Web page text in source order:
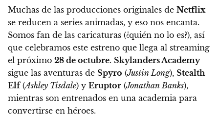
Muchas de las producciones originales de Netflix
se reducen a series animadas, y eso nos encanta.
Somos fan de las caricaturas (¿quién no lo es?), así
que celebramos este estreno que llega al streaming
el próximo 28 de octubre. Skylanders Academy
sigue las aventuras de Spyro (Justin Long), Stealth
Elf(Ashley Tisdale) y Eruptor (Jonathan Banks),
mientras son entrenados en una academia para
convertirse en héroes.